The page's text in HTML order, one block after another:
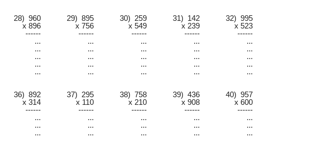
28) 960 29) 895 30) 259 31) 142
32) 995
x 896 x 756 x 549 x 239
x 523
------ ------ ------ ------
------
... ... ... ...
...
... ... ... ...
...
... ... ... ...
...
... ... ... ...
...
... ... ... ... ...
36) 892 37) 295 38) 758 39) 436
40) 957
x 314 x 110 x 210 x 908
x 600
------ ------ ------ ------
------
... ... ... ...
...
... ... ... ...
...
... ... ... ...
...